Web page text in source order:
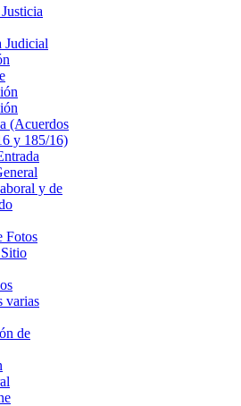
Judicial
(Acuerdos
y 185/16)
y de
Fotos
varias
de